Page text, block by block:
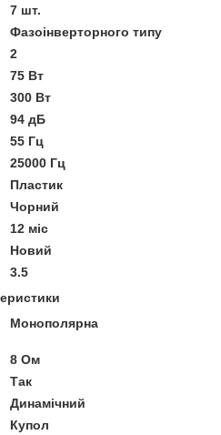
7 шт.
Фазоінверторного типу
2
75 Вт
300 Вт
94 дБ
55 Гц
25000 Гц
Пластик
Чорний
12 міс
Новий
3.5
Монополярна
8 Ом
Так
Динамічний
Купол